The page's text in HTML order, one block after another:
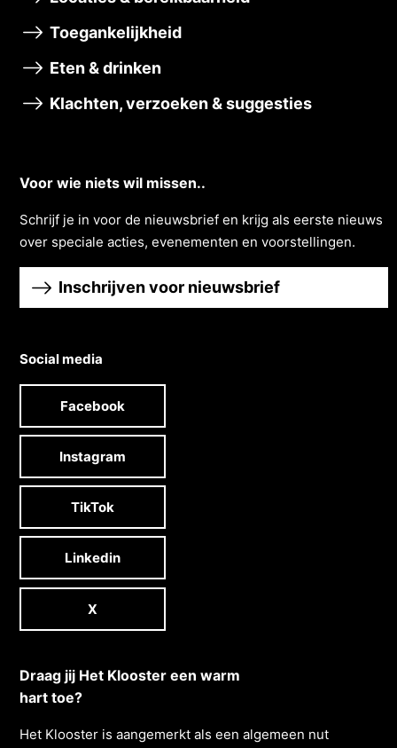
Toegankelijkheid
Eten & drinken
Klachten, verzoeken & suggesties
Voor wie niets wil missen..
Schrĳf je in voor de nieuwsbrief en krĳg als eerste nieuws
over speciale acties, evenementen en voorstellingen.
Inschrijven voor nieuwsbrief
Social media
Facebook
Instagram
TikTok
Linkedin
X
Draag jij Het Klooster een warm
hart toe?
Het Klooster is aangemerkt als een algemeen nut